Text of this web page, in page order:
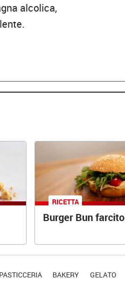
alcolica,
RICETTA
Burger Bun farcito
PASTICCERIA BAKERY GELATO